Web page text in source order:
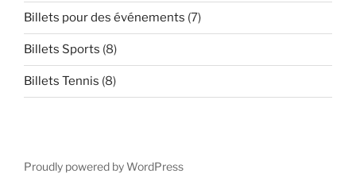
Billets pour des événements (7)
Billets Sports (8)
Billets Tennis (8)
Proudly powered by WordPress